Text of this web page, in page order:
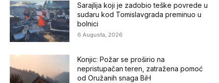
Sarajlija koji je zadobio teške povrede u
sudaru kod Tomislavgrada preminuo u
bolnici
6 Augusta, 2026
Konjic: Požar se proširio na
nepristupačan teren, zatražena pomoć
od Oružanih snaga BiH